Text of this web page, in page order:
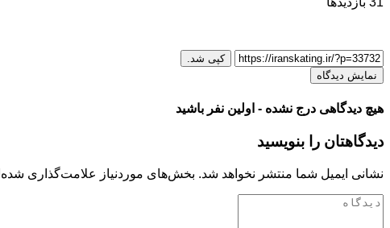
کپی شد.
نمایش دیدگاه
هیچ دیدگاهی درج نشده - اولین نفر باشید
دیدگاهتان را بنویسید
نشانی ایمیل شما منتشر نخواهد شد. بخش‌های موردنیاز علامت‌گذاری